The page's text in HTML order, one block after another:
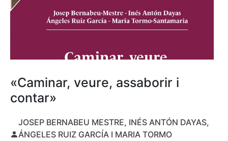
«Caminar, veure, assaborir i
contar»
JOSEP BERNABEU MESTRE, INÉS ANTÓN DAYAS,
ÁNGELES RUIZ GARCÍA I MARIA TORMO